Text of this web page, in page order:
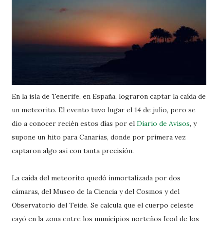
En la isla de Tenerife, en España, lograron captar la caída de
un meteorito. El evento tuvo lugar el 14 de julio, pero se
dio a conocer recién estos días por el Diario de Avisos, y
supone un hito para Canarias, donde por primera vez
captaron algo así con tanta precisión.
La caída del meteorito quedó inmortalizada por dos
cámaras, del Museo de la Ciencia y del Cosmos y del
Observatorio del Teide. Se calcula que el cuerpo celeste
cayó en la zona entre los municipios norteños Icod de los